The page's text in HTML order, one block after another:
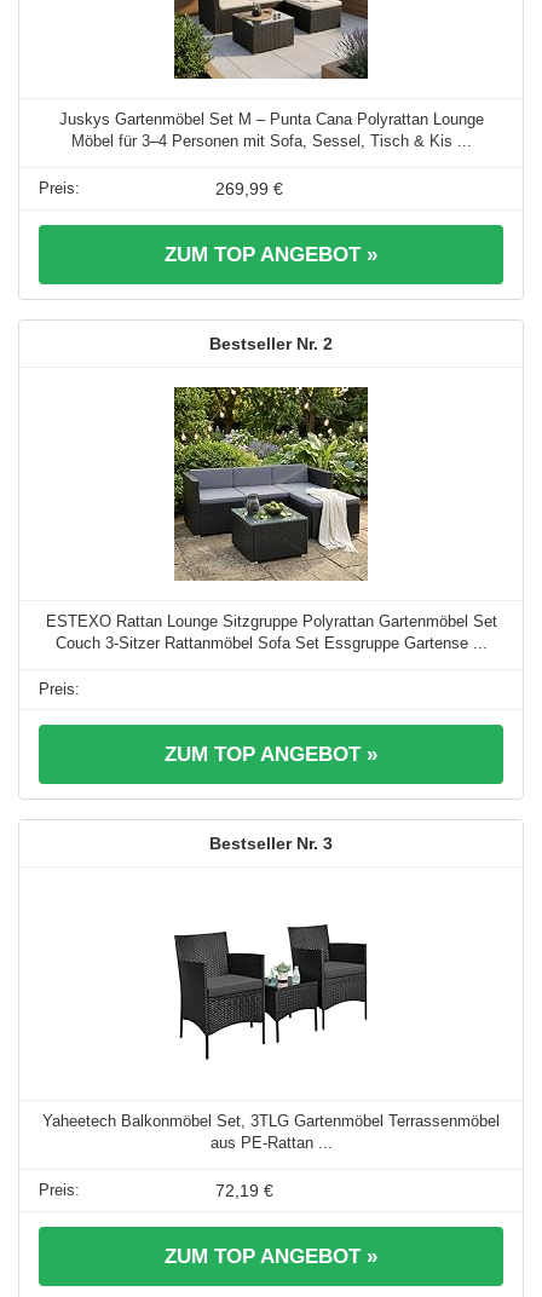
Juskys Gartenmöbel Set M – Punta Cana Polyrattan Lounge
Möbel für 3–4 Personen mit Sofa, Sessel, Tisch & Kis ...
269,99 €
ZUM TOP ANGEBOT »
2
ESTEXO Rattan Lounge Sitzgruppe Polyrattan Gartenmöbel Set
Couch 3-Sitzer Rattanmöbel Sofa Set Essgruppe Gartense ...
ZUM TOP ANGEBOT »
3
Yaheetech Balkonmöbel Set, 3TLG Gartenmöbel Terrassenmöbel
aus PE-Rattan ...
72,19 €
ZUM TOP ANGEBOT »